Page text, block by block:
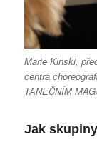
Marie Kinski,
centra
TANEČNÍM
Jak